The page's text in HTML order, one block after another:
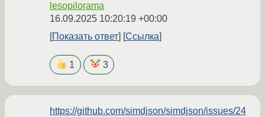
lesopilorama
16.09.2025 10:20:19 +00:00
Показать ответ
Ссылка
1 3
https://github.com/simdjson/simdjson/issues/24